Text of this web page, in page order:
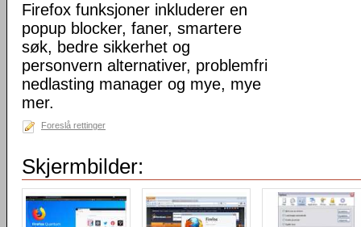
Firefox funksjoner inkluderer en
popup blocker, faner, smartere
søk, bedre sikkerhet og
personvern alternativer, problemfri
nedlasting manager og mye, mye
mer.
Foreslå rettinger
Skjermbilder: